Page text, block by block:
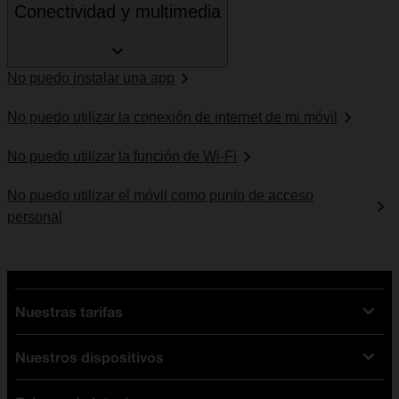
Conectividad y multimedia
No puedo instalar una app
No puedo utilizar la conexión de internet de mi móvil
No puedo utilizar la función de Wi-Fi
No puedo utilizar el móvil como punto de acceso
personal
Nuestras tarifas
Tarifas Orange
Tarifas fibra y móvil
Nuestros dispositivos